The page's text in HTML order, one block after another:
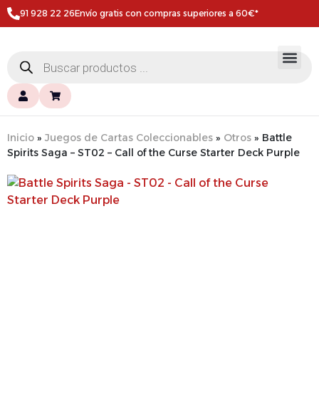
91 928 22 26Envío gratis con compras superiores a 60€*
Inicio » Juegos de Cartas Coleccionables » Otros » Battle
Spirits Saga – ST02 – Call of the Curse Starter Deck Purple